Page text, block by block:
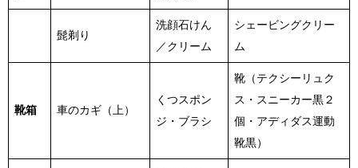
髭剃り
洗顔石けん
／クリーム
シェービングクリー
ム
靴箱 車のカギ（上）
くつスポン
ジ・ブラシ
靴（テクシーリュク
ス・スニーカー黒２
個・アディダス運動
靴黒）